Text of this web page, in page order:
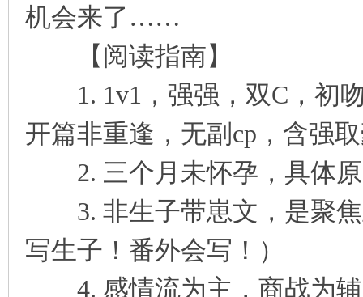
机会来了……
【阅读指南】
1. 1v1，强强，双C，初吻
开篇非重逢，无副cp，含强
2. 三个月未怀孕，具体原
3. 非生子带崽文，是聚焦
写生子！番外会写！）
4. 感情流为主，商战为辅